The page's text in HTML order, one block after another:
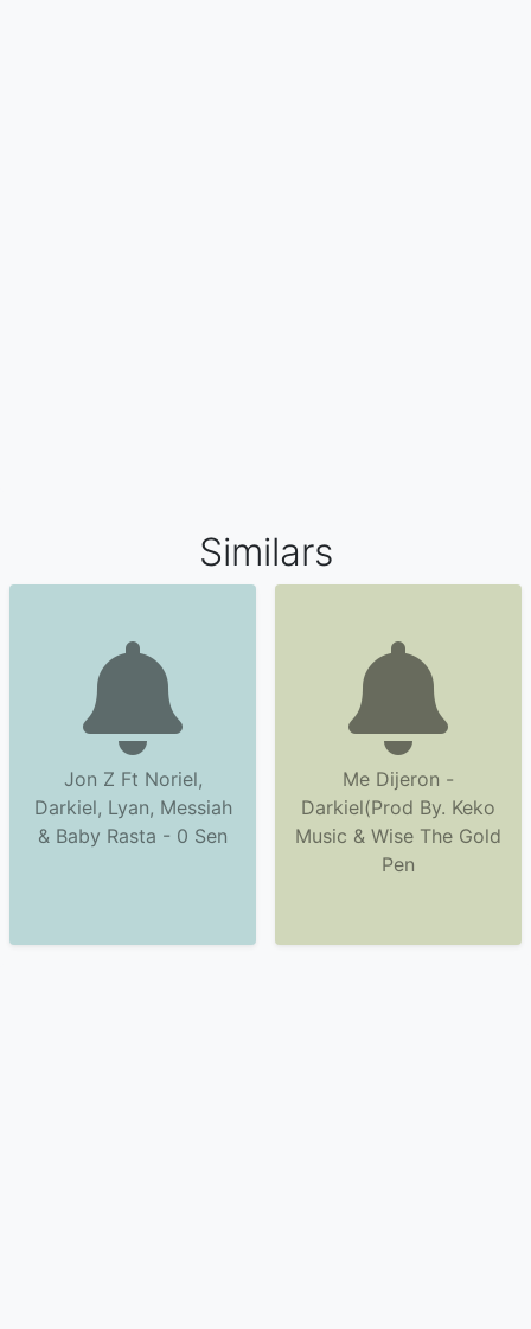
Similars
Jon Z Ft Noriel,
Darkiel, Lyan, Messiah
& Baby Rasta - 0 Sen
Me Dijeron -
Darkiel(Prod By. Keko
Music & Wise The Gold
Pen